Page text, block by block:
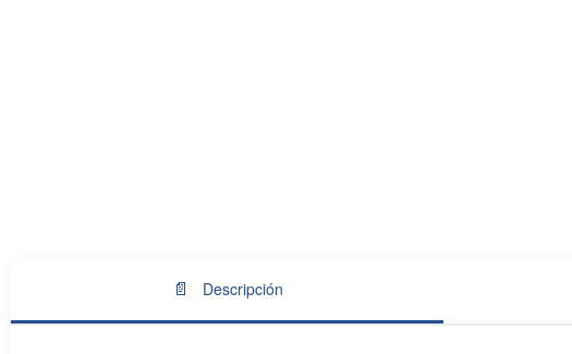
📄 Descripción